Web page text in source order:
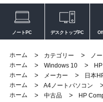
ノートPC デスクトップPC
ホーム > カテゴリー > ノ
ホーム
> Windows 10 >
ホーム
> メーカー > 日本
ホーム
> A4ノートパソコン >
ホーム
> 中古品 > HP